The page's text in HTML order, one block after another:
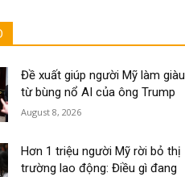
Đề xuất giúp người Mỹ làm giàu
từ bùng nổ AI của ông Trump
August 8, 2026
Hơn 1 triệu người Mỹ rời bỏ thị
trường lao động: Điều gì đang